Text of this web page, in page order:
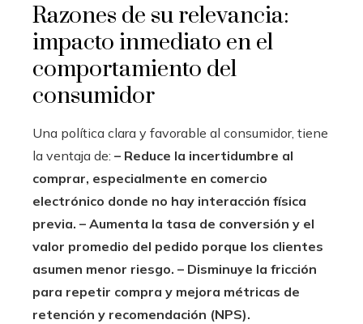
Razones de su relevancia:
impacto inmediato en el
comportamiento del
consumidor
Una política clara y favorable al consumidor, tiene
la ventaja de: – Reduce la incertidumbre al
comprar, especialmente en comercio
electrónico donde no hay interacción física
previa. – Aumenta la tasa de conversión y el
valor promedio del pedido porque los clientes
asumen menor riesgo. – Disminuye la fricción
para repetir compra y mejora métricas de
retención y recomendación (NPS).